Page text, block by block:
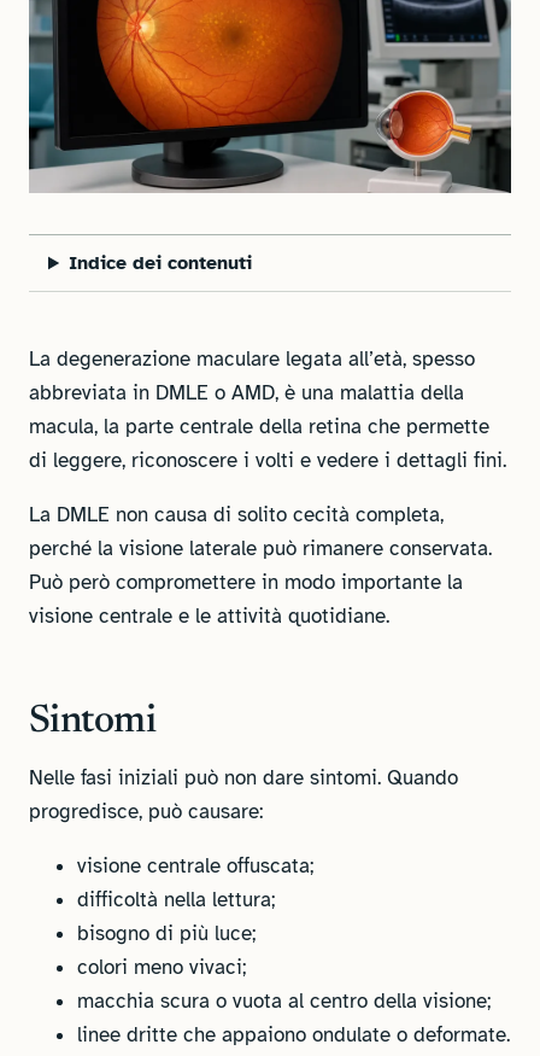
Indice dei contenuti
La degenerazione maculare legata all’età, spesso
abbreviata in DMLE o AMD, è una malattia della
macula, la parte centrale della retina che permette
di leggere, riconoscere i volti e vedere i dettagli fini.
La DMLE non causa di solito cecità completa,
perché la visione laterale può rimanere conservata.
Può però compromettere in modo importante la
visione centrale e le attività quotidiane.
Sintomi
Nelle fasi iniziali può non dare sintomi. Quando
progredisce, può causare:
visione centrale offuscata;
difficoltà nella lettura;
bisogno di più luce;
colori meno vivaci;
macchia scura o vuota al centro della visione;
linee dritte che appaiono ondulate o deformate.